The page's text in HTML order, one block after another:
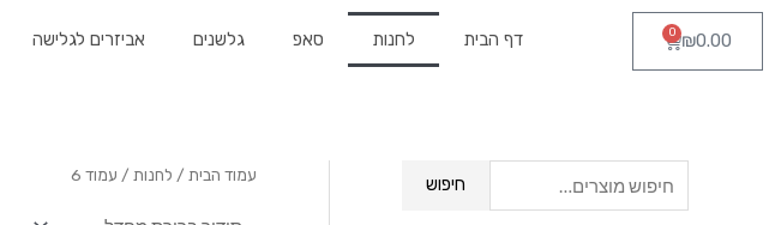
דילוג
₪0.00
0
עגלת
קניות
דף הבית לחנות סאפ גלשנים אביזרים לגלישה
ח
י
חיפוש עמוד הבית / לחנות / עמוד 6